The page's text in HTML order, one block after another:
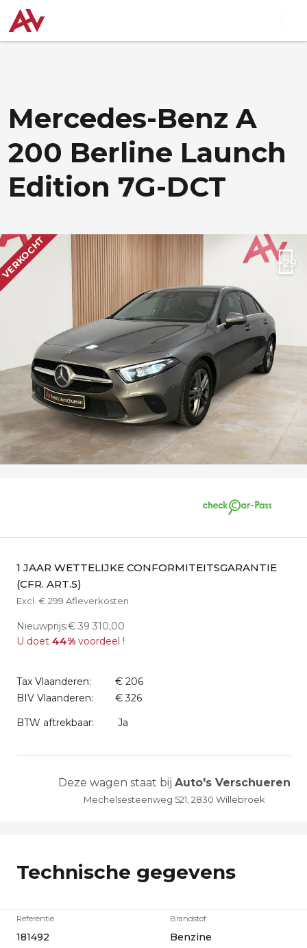
Mercedes-Benz A
200 Berline Launch
Edition 7G-DCT
VERKOCHT +29
1 JAAR WETTELIJKE CONFORMITEITSGARANTIE
(CFR. ART.5)
Excl. € 299 Afleverkosten
Nieuwprijs:€ 39 310,00
U doet 44% voordeel !
Tax Vlaanderen:
€ 206
BIV Vlaanderen:
€ 326
BTW aftrekbaar:
Ja
Deze wagen staat bij Auto's Verschueren
Mechelsesteenweg 521, 2830 Willebroek
Technische gegevens
Referentie
181492
Brandstof
Benzine